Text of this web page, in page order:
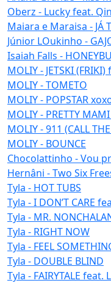
Oberz - Lucky feat.
Maiara e Maraisa - JÁ
Júnior LOukinho -
Isaiah Falls -
MOLIY - JETSKI
MOLIY - TOMETO
MOLIY - POPSTAR
MOLIY - PRETTY
MOLIY - 911 (CALL
MOLIY - BOUNCE
Chocolattinho - Vou
Hernâni - Two Six
Tyla - HOT TUBS
Tyla - I DON’T CARE
Tyla - MR.
Tyla - RIGHT NOW
Tyla - FEEL
Tyla - DOUBLE BLIND
Tyla - FAIRYTALE feat.